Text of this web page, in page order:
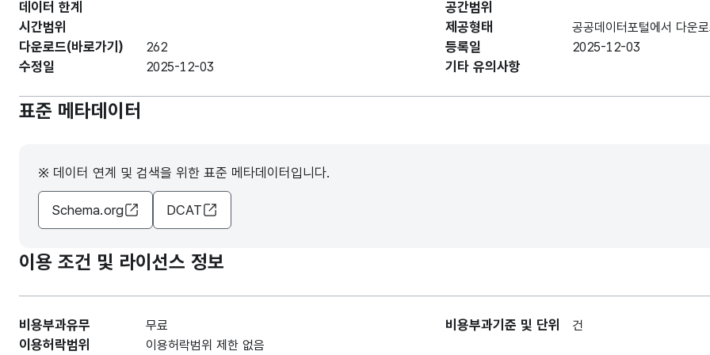
점포명
점포연락처
데이터 한계
공간범위
시간범위
제공형태 공공데이터포털에서 다운
다운로드(바로가기) 262 등록일 2025-12-03
수정일 2025-12-03 기타 유의사항
표준 메타데이터
※ 데이터 연계 및 검색을 위한 표준 메타데이터입니다.
Schema.org DCAT
이용 조건 및 라이선스 정보
비용부과유무 무료 비용부과기준 및 단위 건
이용허락범위 이용허락범위 제한 없음